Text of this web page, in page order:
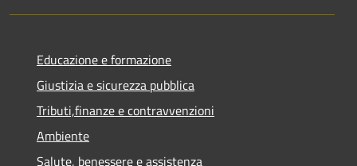
Educazione e formazione
Giustizia e sicurezza pubblica
Tributi,finanze e contravvenzioni
Ambiente
Salute, benessere e assistenza